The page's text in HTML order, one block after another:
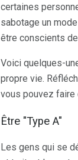
certaines
sabotage un
être conscients
Voici quelques-
propre vie.
vous pouvez faire
Être "Type A"
Les gens qui se